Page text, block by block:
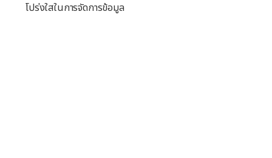
โปร่งใสในการจัดการข้อมูล